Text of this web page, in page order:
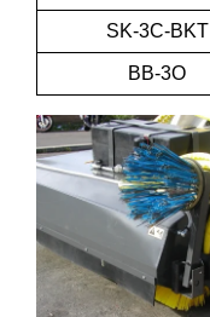
SK-3C-BKT
BB-3O